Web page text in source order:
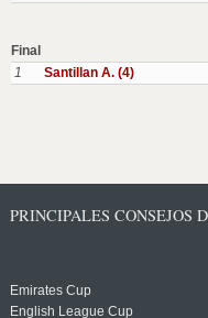
Final
1
Santillan A. (4)
PRINCIPALES CONSEJOS
Emirates Cup
English League Cup